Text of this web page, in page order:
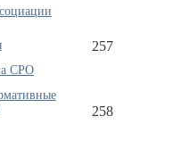
СРО
257
258